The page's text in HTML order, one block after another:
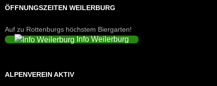
ÖFFNUNGSZEITEN WEILERBURG
Auf zu Rottenburgs höchstem Biergarten!
Info Weilerburg
ALPENVEREIN AKTIV